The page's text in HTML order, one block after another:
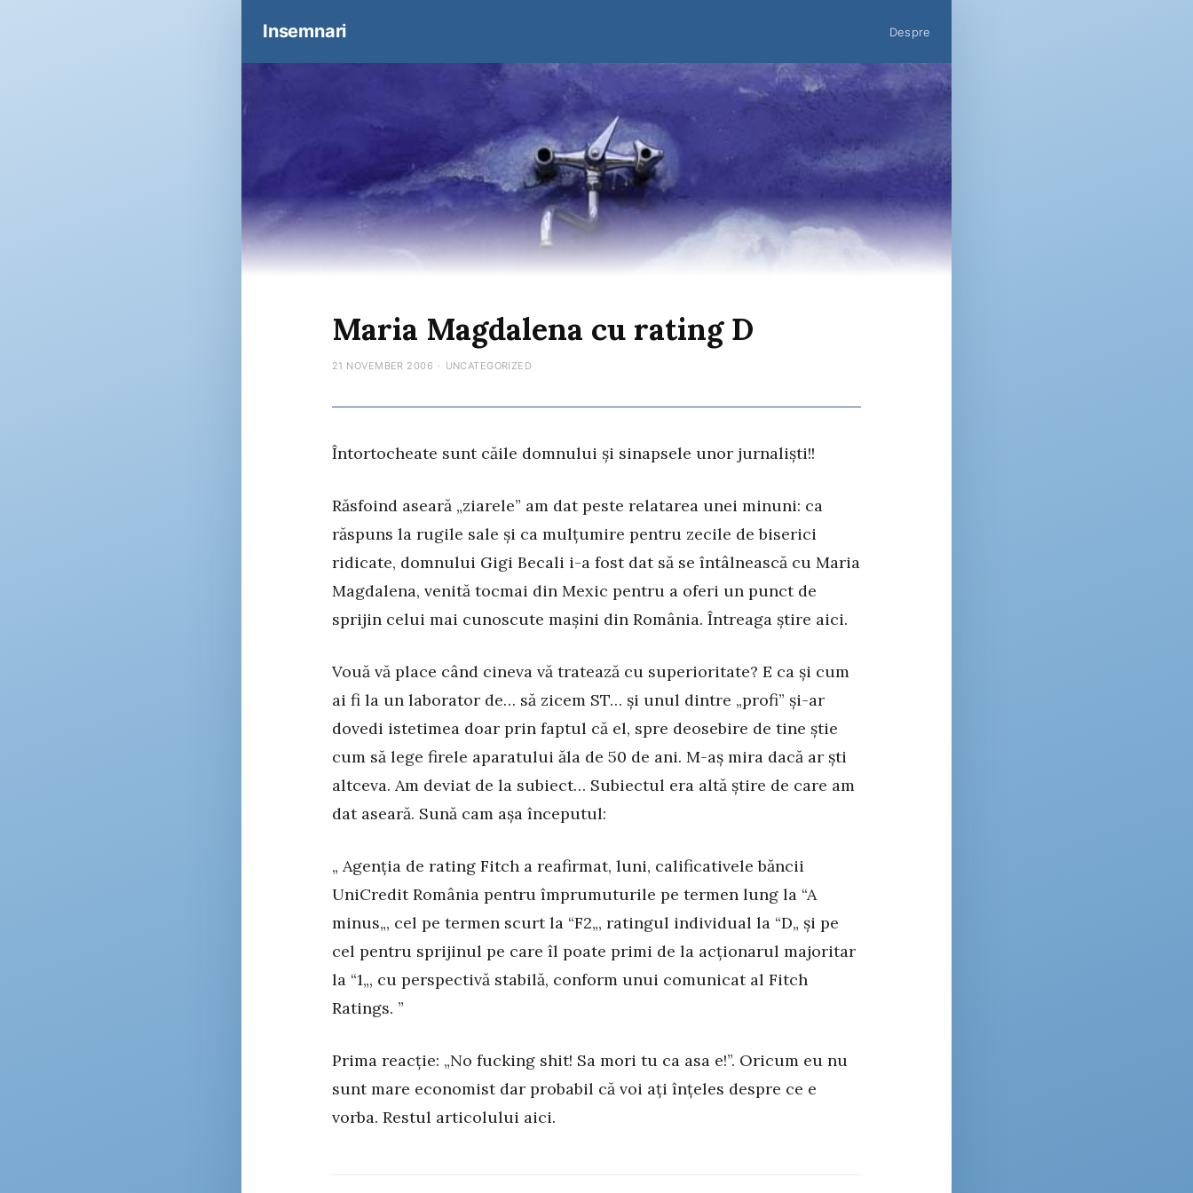
Insemnari Despre
Maria Magdalena cu rating D
21 NOVEMBER 2006 · UNCATEGORIZED
Întortocheate sunt căile domnului și sinapsele unor jurnaliști!!
Răsfoind aseară „ziarele” am dat peste relatarea unei minuni: ca
răspuns la rugile sale și ca mulțumire pentru zecile de biserici
ridicate, domnului Gigi Becali i-a fost dat să se întâlnească cu Maria
Magdalena, venită tocmai din Mexic pentru a oferi un punct de
sprijin celui mai cunoscute mașini din România. Întreaga știre aici.
Vouă vă place când cineva vă tratează cu superioritate? E ca și cum
ai fi la un laborator de… să zicem ST… și unul dintre „profi” și-ar
dovedi istetimea doar prin faptul că el, spre deosebire de tine știe
cum să lege firele aparatului ăla de 50 de ani. M-aș mira dacă ar ști
altceva. Am deviat de la subiect… Subiectul era altă știre de care am
dat aseară. Sună cam așa începutul:
„ Agenția de rating Fitch a reafirmat, luni, calificativele băncii
UniCredit România pentru împrumuturile pe termen lung la “A
minus„, cel pe termen scurt la “F2„, ratingul individual la “D„ și pe
cel pentru sprijinul pe care îl poate primi de la acționarul majoritar
la “1„, cu perspectivă stabilă, conform unui comunicat al Fitch
Ratings. ”
Prima reacție: „No fucking shit! Sa mori tu ca asa e!”. Oricum eu nu
sunt mare economist dar probabil că voi ați înțeles despre ce e
vorba. Restul articolului aici.